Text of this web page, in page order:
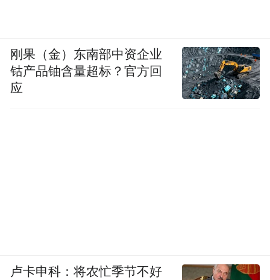
刚果（金）东南部中资企业
钴产品铀含量超标？官方回
应
卢卡申科：将农忙季节不好